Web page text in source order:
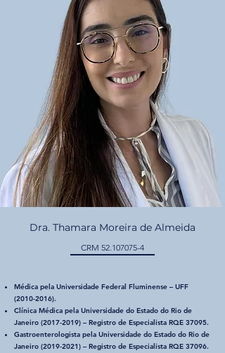
Dra. Thamara Moreira de Almeida
CRM 52.107075-4
Médica pela Universidade Federal Fluminense – UFF
(2010-2016).
Clínica Médica pela Universidade do Estado do Rio de
Janeiro (2017-2019) – Registro de Especialista RQE 37095.
Gastroenterologista pela Universidade do Estado do Rio de
Janeiro (2019-2021) – Registro de Especialista RQE 37096.